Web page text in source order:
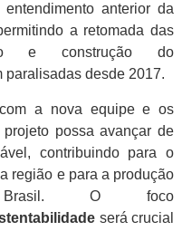
anterior da
a retomada das
e construção do
paralisadas desde 2017.
a nova equipe e os
possa avançar de
contribuindo para o
região e para a produção
O foco
será crucial